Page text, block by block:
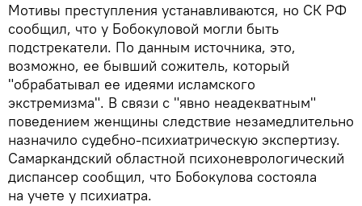
Мотивы преступления устанавливаются, но СК РФ
сообщил, что у Бобокуловой могли быть
подстрекатели. По данным источника, это,
возможно, ее бывший сожитель, который
"обрабатывал ее идеями исламского
экстремизма". В связи с "явно неадекватным"
поведением женщины следствие незамедлительно
назначило судебно-психиатрическую экспертизу.
Самаркандский областной психоневрологический
диспансер сообщил, что Бобокулова состояла
на учете у психиатра.